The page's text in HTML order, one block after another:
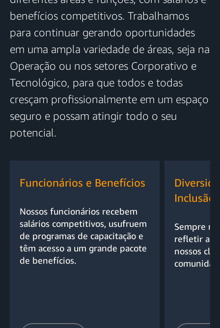
benefícios competitivos. Trabalhamos
para continuar gerando oportunidades
em uma ampla variedade de áreas, seja na
Operação ou nos setores Corporativo e
Tecnológico, para que todos e todas
cresçam profissionalmente em um espaço
seguro e possam atingir todo o seu
potencial.
Funcionários e Benefícios
Nossos funcionários recebem
salários competitivos, usufruem
de programas de capacitação e
têm acesso a um grande pacote
de benefícios.
Inclusão
Sempre
refletir a
nossos